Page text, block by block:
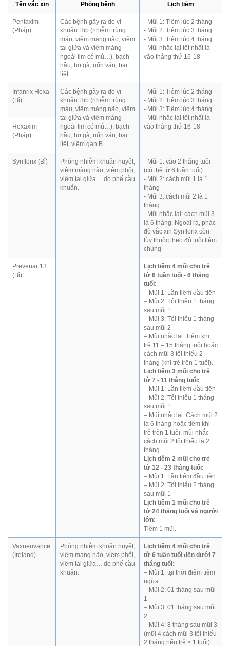
Tên vắc xin Phòng bệnh Lịch tiêm
Pentaxim
(Pháp)
Các bệnh gây ra do vi
khuẩn Hib (nhiễm trùng
máu, viêm màng não, viêm
tai giữa và viêm màng
ngoài tim có mủ…), bạch
hầu, ho gà, uốn ván, bại
liệt.
- Mũi 1: Tiêm lúc 2 tháng
- Mũi 2: Tiêm lúc 3 tháng
- Mũi 3: Tiêm lúc 4 tháng
- Mũi nhắc lại tốt nhất là
vào tháng thứ 16-18
Infanrix Hexa
(Bỉ)
Các bệnh gây ra do vi
khuẩn Hib (nhiễm trùng
máu, viêm màng não, viêm
tai giữa và viêm màng
ngoài tim có mủ…), bạch
hầu, ho gà, uốn ván, bại
liệt, viêm gan B.
- Mũi 1: Tiêm lúc 2 tháng
- Mũi 2: Tiêm lúc 3 tháng
- Mũi 3: Tiêm lúc 4 tháng
- Mũi nhắc lại tốt nhất là
vào tháng thứ 16-18
Hexaxim
(Pháp)
Synflorix (Bỉ)
Phòng nhiễm khuẩn huyết,
viêm màng não, viêm phổi,
viêm tai giữa… do phế cầu
khuẩn.
- Mũi 1: vào 2 tháng tuổi
(có thể từ 6 tuần tuổi).
- Mũi 2: cách mũi 1 là 1
tháng
- Mũi 3: cách mũi 2 là 1
tháng
- Mũi nhắc lại: cách mũi 3
là 6 tháng. Ngoài ra, phác
đồ vắc xin Synflorix còn
tùy thuộc theo độ tuổi tiêm
chủng
Prevenar 13
(Bỉ)
Lịch tiêm 4 mũi cho trẻ
từ 6 tuần tuổi - 6 tháng
tuổi:
– Mũi 1: Lần tiêm đầu tiên
– Mũi 2: Tối thiểu 1 tháng
sau mũi 1
– Mũi 3: Tối thiểu 1 tháng
sau mũi 2
– Mũi nhắc lại: Tiêm khi
trẻ 11 – 15 tháng tuổi hoặc
cách mũi 3 tối thiểu 2
tháng (khi trẻ trên 1 tuổi).
Lịch tiêm 3 mũi cho trẻ
từ 7 - 11 tháng tuổi:
– Mũi 1: Lần tiêm đầu tiên
– Mũi 2: Tối thiểu 1 tháng
sau mũi 1
– Mũi nhắc lại: Cách mũi 2
là 6 tháng hoặc tiêm khi
trẻ trên 1 tuổi, mũi nhắc
cách mũi 2 tối thiểu là 2
tháng
Lịch tiêm 2 mũi cho trẻ
từ 12 - 23 tháng tuổi:
– Mũi 1: Lần tiêm đầu tiên
– Mũi 2: Tối thiểu 2 tháng
sau mũi 1
Lịch tiêm 1 mũi cho trẻ
từ 24 tháng tuổi và người
lớn:
Tiêm 1 mũi.
Vaxneuvance
(Ireland)
Phòng nhiễm khuẩn huyết,
viêm màng não, viêm phổi,
viêm tai giữa… do phế cầu
khuẩn.
Lịch tiêm 4 mũi cho trẻ
từ 6 tuần tuổi đến dưới 7
tháng tuổi:
– Mũi 1: tại thời điểm tiêm
ngừa
– Mũi 2: 01 tháng sau mũi
1
– Mũi 3: 01 tháng sau mũi
2
– Mũi 4: 8 tháng sau mũi 3
(mũi 4 cách mũi 3 tối thiểu
2 tháng nếu trẻ ≥ 1 tuổi)